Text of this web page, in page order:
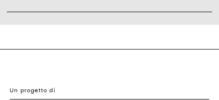
Un progetto di